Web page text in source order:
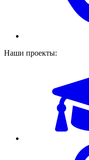
Наши проекты: